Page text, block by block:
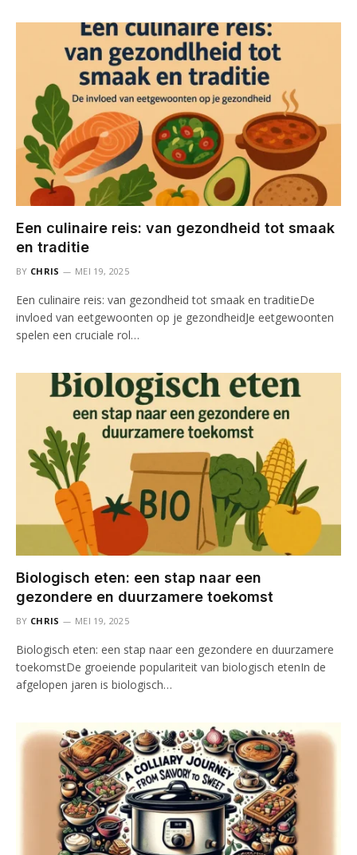
Een culinaire reis: van gezondheid tot smaak
en traditie
BY CHRIS MEI 19, 2025
Een culinaire reis: van gezondheid tot smaak en traditieDe
invloed van eetgewoonten op je gezondheidJe eetgewoonten
spelen een cruciale rol…
Biologisch eten: een stap naar een
gezondere en duurzamere toekomst
BY CHRIS MEI 19, 2025
Biologisch eten: een stap naar een gezondere en duurzamere
toekomstDe groeiende populariteit van biologisch etenIn de
afgelopen jaren is biologisch…